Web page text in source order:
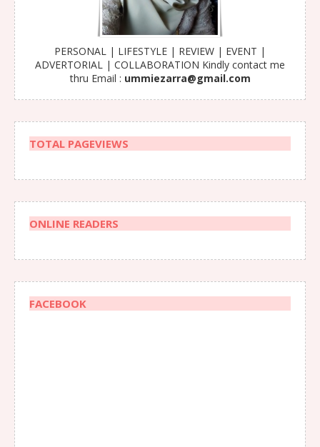
PERSONAL | LIFESTYLE | REVIEW | EVENT |
ADVERTORIAL | COLLABORATION Kindly contact me
thru Email : ummiezarra@gmail.com
TOTAL PAGEVIEWS
ONLINE READERS
FACEBOOK